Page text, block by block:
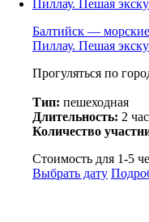
Балтийск —
Пиллау. Пешая
Прогуляться по
Тип: пешеходная
Длительность: 2
Количество
Стоимость для 1-5
Выбрать дату